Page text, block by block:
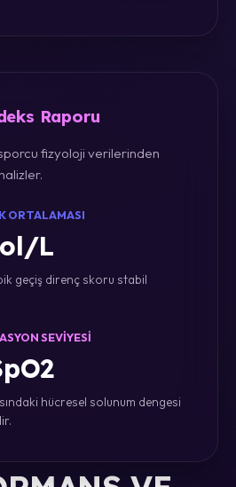
Raporu
fizyoloji verilerinden
ORTALAMASI
L
geçiş direnç skoru stabil
SEVIYESI
hücresel solunum dengesi